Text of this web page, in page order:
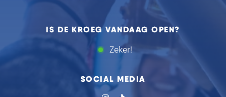
IS DE KROEG VANDAAG OPEN?
Zeker!
SOCIAL MEDIA